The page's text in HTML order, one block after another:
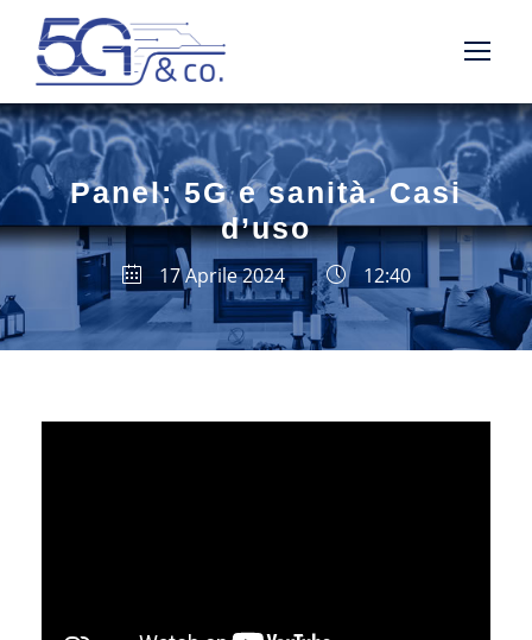
Panel: 5G e sanità. Casi
d’uso
17 Aprile 2024 12:40